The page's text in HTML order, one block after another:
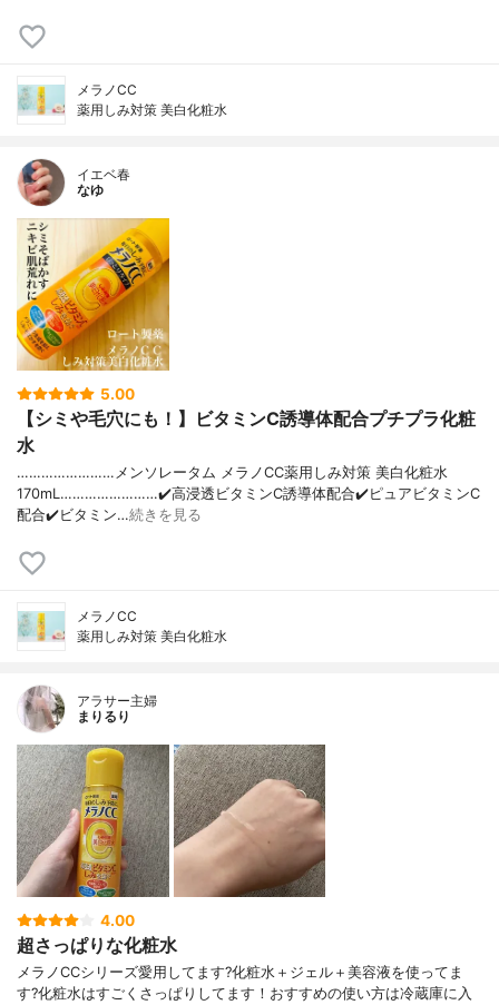
メラノCC
薬用しみ対策 美白化粧水
イエベ春
なゆ
5.00
【シミや毛穴にも！】ビタミンC誘導体配合プチプラ化粧
水
……………………メンソレータム メラノCC薬用しみ対策 美白化粧水
170mL……………………✔️高浸透ビタミンC誘導体配合✔️ピュアビタミンC
配合✔️ビタミン…続きを見る
メラノCC
薬用しみ対策 美白化粧水
アラサー主婦
まりるり
4.00
超さっぱりな化粧水
メラノCCシリーズ愛用してます?化粧水＋ジェル＋美容液を使ってま
す?化粧水はすごくさっぱりしてます！おすすめの使い方は冷蔵庫に入